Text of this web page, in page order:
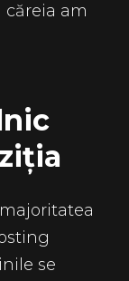
am
se